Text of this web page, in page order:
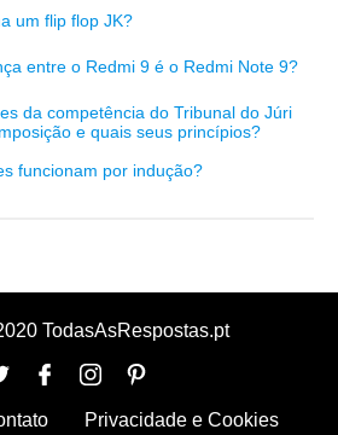
um flip flop JK?
entre o Redmi 9 é o Redmi Note 9?
da competência do Tribunal do Júri
e quais seus princípios?
funcionam por indução?
TodasAsRespostas.pt
Privacidade e Cookies